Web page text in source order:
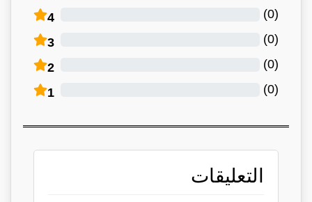
4 (
0
)
3 (
0
)
2 (
0
)
1 (
0
)
التعليقات